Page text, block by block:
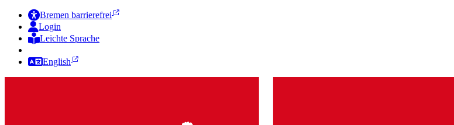
Bremen barrierefrei
Login
Leichte Sprache
English